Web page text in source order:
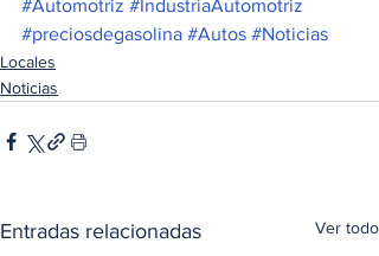
#Automotriz #IndustriaAutomotriz
#preciosdegasolina #Autos #Noticias
Locales
Noticias
Entradas relacionadas Ver todo